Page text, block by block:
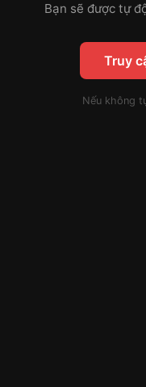
Bạn sẽ được tự
Truy
Nếu không